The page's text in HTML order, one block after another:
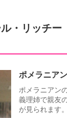
ル・リッチ
ポメラニアン
ポメラニアン
義理姉で親友
が見られます。